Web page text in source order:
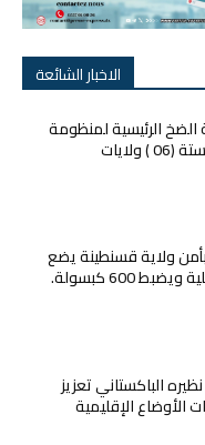
الاخبار الشائعة
الرئيسية لمنظومة
ولاية قسنطينة يضع
600 كبسولة.
الباكستاني تعزيز
الأوضاع الإقليمية